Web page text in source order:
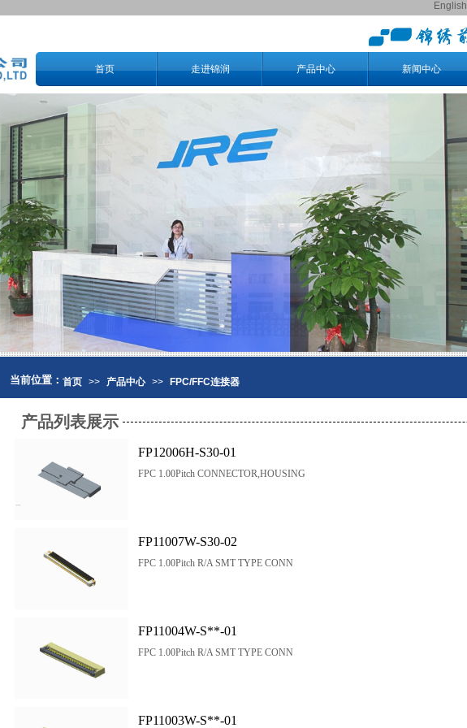
English
首页 走进锦润 产品中心 新闻中心
首页 >> 产品中心 >> FPC/FFC连接器
当前位置：
产品列表展示
FP12006H-S30-01
FPC 1.00Pitch CONNECTOR,HOUSING
FP11007W-S30-02
FPC 1.00Pitch R/A SMT TYPE CONN
FP11004W-S**-01
FPC 1.00Pitch R/A SMT TYPE CONN
FP11003W-S**-01